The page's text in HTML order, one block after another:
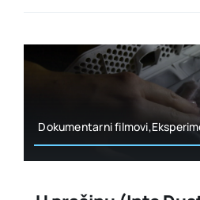
Dokumentarni